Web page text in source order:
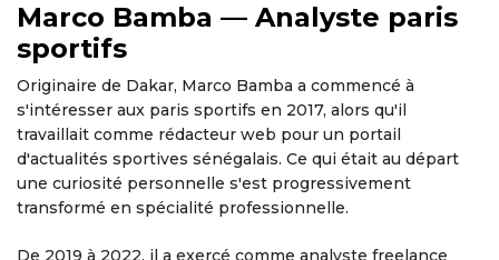
Marco Bamba — Analyste paris
sportifs
Originaire de Dakar, Marco Bamba a commencé à
s'intéresser aux paris sportifs en 2017, alors qu'il
travaillait comme rédacteur web pour un portail
d'actualités sportives sénégalais. Ce qui était au départ
une curiosité personnelle s'est progressivement
transformé en spécialité professionnelle.
De 2019 à 2022, il a exercé comme analyste freelance